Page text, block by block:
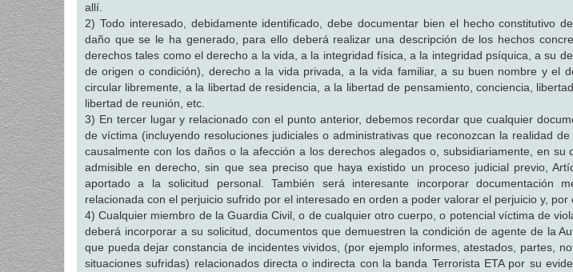
allí.
2) Todo interesado, debidamente identificado, debe documentar bien el hecho constitutivo
daño que se le ha generado, para ello deberá realizar una descripción de los hechos
derechos tales como el derecho a la vida, a la integridad física, a la integridad psíquica, a su
de origen o condición), derecho a la vida privada, a la vida familiar, a su buen nombre y el
circular libremente, a la libertad de residencia, a la libertad de pensamiento, conciencia,
libertad de reunión, etc.
3) En tercer lugar y relacionado con el punto anterior, debemos recordar que cualquier
de víctima (incluyendo resoluciones judiciales o administrativas que reconozcan la realidad
causalmente con los daños o la afección a los derechos alegados o, subsidiariamente, en su
admisible en derecho, sin que sea preciso que haya existido un proceso judicial previo,
aportado a la solicitud personal. También será interesante incorporar documentación
relacionada con el perjuicio sufrido por el interesado en orden a poder valorar el perjuicio y, por
4) Cualquier miembro de la Guardia Civil, o de cualquier otro cuerpo, o potencial víctima de
deberá incorporar a su solicitud, documentos que demuestren la condición de agente de la
que pueda dejar constancia de incidentes vividos, (por ejemplo informes, atestados, partes,
situaciones sufridas) relacionados directa o indirecta con la banda Terrorista ETA por su